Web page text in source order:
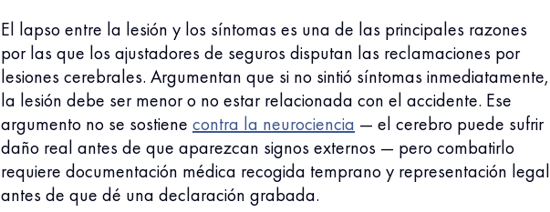
El lapso entre la lesión y los síntomas es una de las principales razones
por las que los ajustadores de seguros disputan las reclamaciones por
lesiones cerebrales. Argumentan que si no sintió síntomas inmediatamente,
la lesión debe ser menor o no estar relacionada con el accidente. Ese
argumento no se sostiene contra la neurociencia — el cerebro puede sufrir
daño real antes de que aparezcan signos externos — pero combatirlo
requiere documentación médica recogida temprano y representación legal
antes de que dé una declaración grabada.